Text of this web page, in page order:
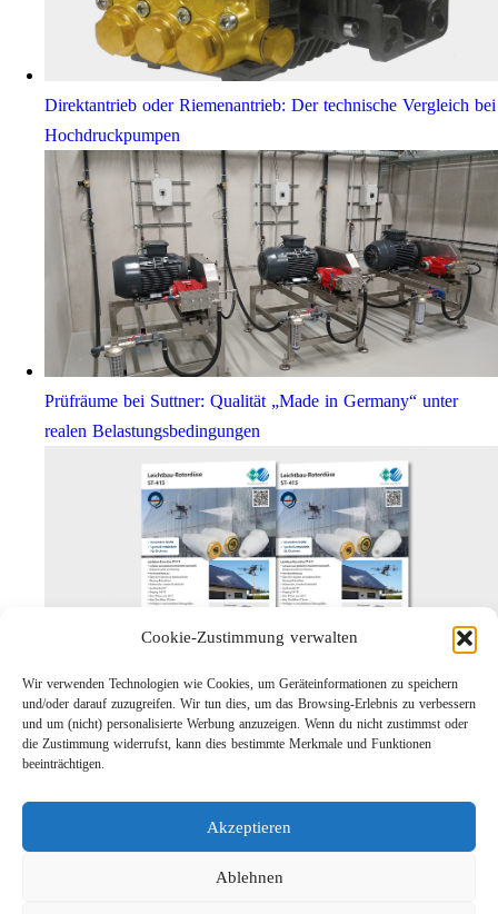
Cookie-Zustimmung verwalten
Wir verwenden Technologien wie Cookies, um Geräteinformationen zu speichern
und/oder darauf zuzugreifen. Wir tun dies, um das Browsing-Erlebnis zu verbessern
und um (nicht) personalisierte Werbung anzuzeigen. Wenn du nicht zustimmst oder
die Zustimmung widerrufst, kann dies bestimmte Merkmale und Funktionen
beeinträchtigen.
Akzeptieren
Ablehnen
Direktantrieb oder Riemenantrieb: Der technische Vergleich bei
Hochdruckpumpen
Prüfräume bei Suttner: Qualität „Made in Germany“ unter
realen Belastungsbedingungen
Leichtbau-Rotordüse ST-415
Links
Kontakt